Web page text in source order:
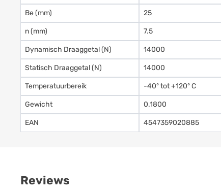
Be (mm) 25
n (mm) 7.5
Dynamisch Draaggetal (N) 14000
Statisch Draaggetal (N) 14000
Temperatuurbereik -40º tot +120º C
Gewicht 0.1800
EAN 4547359020885
Reviews